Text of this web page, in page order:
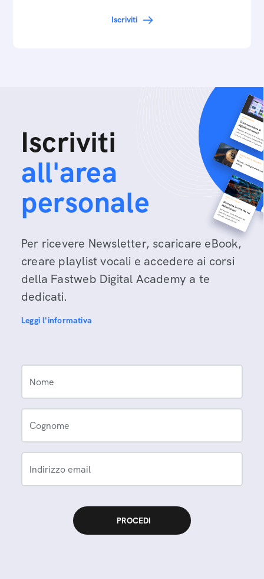
Iscriviti
Iscriviti
all'area
personale
Per ricevere Newsletter, scaricare eBook,
creare playlist vocali e accedere ai corsi
della Fastweb Digital Academy a te
dedicati.
Leggi l'informativa
Nome
Cognome
Indirizzo email